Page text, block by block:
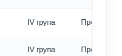
IV група Превод -
IV група Превод -